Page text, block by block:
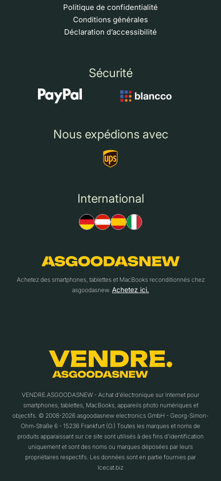
Politique de confidentialité
Conditions générales
Déclaration d’accessibilité
Sécurité
Nous expédions avec
International
Achetez des smartphones, tablettes et MacBooks reconditionnés chez
asgoodasnew. Achetez ici.
VENDRE.ASGOODASNEW - Achat d'électronique sur Internet pour
smartphones, tablettes, MacBooks, appareils photo numériques et
objectifs. © 2008-2026 asgoodasnew electronics GmbH - Georg-Simon-
Ohm-Straße 6 - 15236 Frankfurt (O.) Toutes les marques et noms de
produits apparaissant sur ce site sont utilisés à des fins d'identification
uniquement et sont des noms ou marques déposées par leurs
propriétaires respectifs. Les données sont en partie fournies par
Icecat.biz